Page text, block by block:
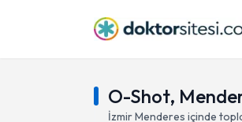
O-Shot,
İzmirMenderes içinde